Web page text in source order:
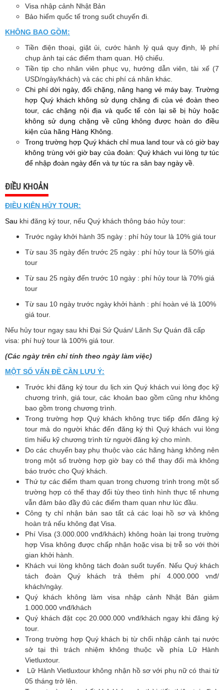
Visa nhập cảnh Nhật Bản
Bảo hiểm quốc tế trong suốt chuyến đi.
KHÔNG BAO GỒM:
Tiền điện thoại, giặt ủi, cước hành lý quá quy định, lệ phí
chụp ảnh tại các điểm tham quan. Hộ chiếu.
Tiền tip cho nhân viên phục vụ, hướng dẫn viên, tài xế (7
USD/ngày/khách) và các chi phí cá nhân khác.
Chi phí dời ngày, đổi chặng, nâng hạng vé máy bay. Trường
hợp Quý khách không sử dụng chặng đi của vé đoàn theo
tour, các chặng nội địa và quốc tế còn lại sẽ bị hủy hoặc
không sử dụng chặng về cũng không được hoàn do điều
kiện của hãng Hàng Không.
Trong trường hợp Quý khách chỉ mua land tour và có giờ bay
không trùng với giờ bay của đoàn: Quý khách vui lòng tự túc
để nhập đoàn ngày đến và tự túc ra sân bay ngày về.
ĐIỀU KHOẢN
ĐIỀU KIỆN HỦY TOUR:
Sau khi đăng ký tour, nếu Quý khách thông báo hủy tour:
Trước ngày khởi hành 35 ngày : phí hủy tour là 10% giá tour
Từ sau 35 ngày đến trước 25 ngày : phí hủy tour là 50% giá
tour
Từ sau 25 ngày đến trước 10 ngày : phí hủy tour là 70% giá
tour
Từ sau 10 ngày trước ngày khởi hành : phí hoàn vé là 100%
giá tour.
Nếu hủy tour ngay sau khi Đại Sứ Quán/ Lãnh Sự Quán đã cấp
visa: phí huỷ tour là 100% giá tour.
(Các ngày trên chỉ tính theo ngày làm việc)
MỘT SỐ VẤN ĐỀ CẦN LƯU Ý:
Trước khi đăng ký tour du lịch xin Quý khách vui lòng đọc kỹ
chương trình, giá tour, các khoản bao gồm cũng như không
bao gồm trong chương trình.
Trong trường hợp Quý khách không trực tiếp đến đăng ký
tour mà do người khác đến đăng ký thì Quý khách vui lòng
tìm hiểu kỹ chương trình từ người đăng ký cho mình.
Do các chuyến bay phụ thuộc vào các hãng hàng không nên
trong một số trường hợp giờ bay có thể thay đổi mà không
báo trước cho Quý khách.
Thứ tự các điểm tham quan trong chương trình trong một số
trường hợp có thể thay đổi tùy theo tình hình thực tế nhưng
vẫn đảm bảo đầy đủ các điểm tham quan như lúc đầu.
Công ty chỉ nhận bản sao tất cả các loại hồ sơ và không
hoàn trả nếu không đạt Visa.
Phí Visa (3.000.000 vnđ/khách) không hoàn lại trong trường
hợp Visa không được chấp nhận hoặc visa bị trễ so với thời
gian khởi hành.
Khách vui lòng không tách đoàn suốt tuyến. Nếu Quý khách
tách đoàn Quý khách trả thêm phí 4.000.000 vnđ/
khách/ngày.
Quý khách không làm visa nhập cảnh Nhật Bản giảm
1.000.000 vnđ/khách
Quý khách đặt cọc 20.000.000 vnđ/khách ngay khi đăng ký
tour.
Trong trường hợp Quý khách bị từ chối nhập cảnh tại nước
sở tại thì trách nhiệm không thuộc về phía Lữ Hành
Vietluxtour.
Lữ Hành Vietluxtour không nhận hồ sơ với phụ nữ có thai từ
05 tháng trở lên.